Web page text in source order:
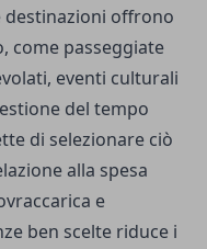
destinazioni offrono
come passeggiate
eventi culturali
del tempo
di selezionare ciò
alla spesa
e
ben scelte riduce i